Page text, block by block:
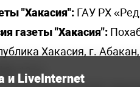
"Хакасия": ГАУ РХ
газеты "Хакасия":
Хакасия, г.
19.ru
и LiveInternet